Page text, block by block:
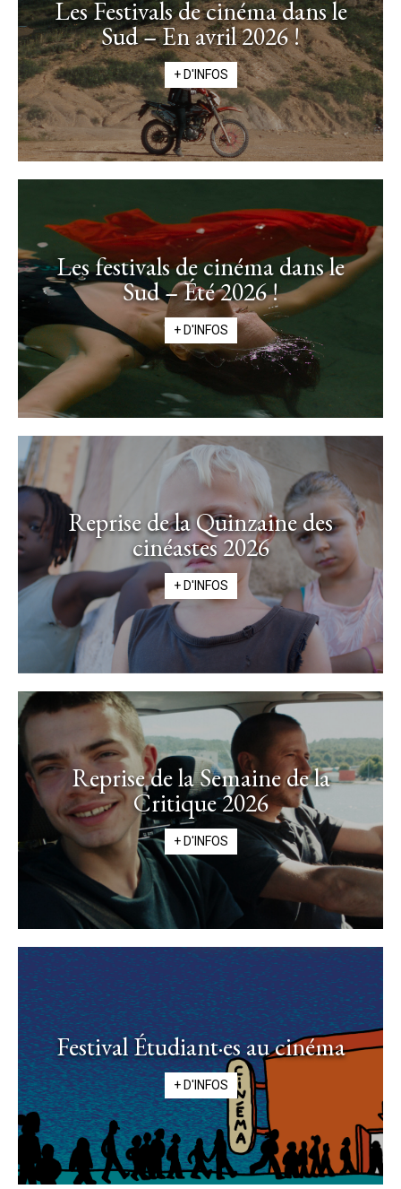
Les Festivals de cinéma dans le
Sud – En avril 2026 !
+ D'INFOS
Les festivals de cinéma dans le
Sud – Été 2026 !
+ D'INFOS
Reprise de la Quinzaine des
cinéastes 2026
+ D'INFOS
Reprise de la Semaine de la
Critique 2026
+ D'INFOS
Festival Étudiant·es au cinéma
+ D'INFOS